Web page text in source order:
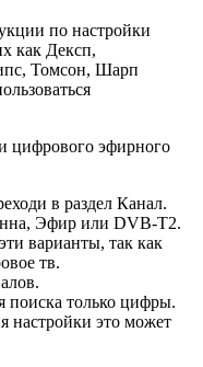
по настройки
как Дексп,
Томсон, Шарп
цифрового эфирного
в раздел Канал.
Эфир или DVB-T2.
варианты, так как
тв.
только цифры.
настройки это может